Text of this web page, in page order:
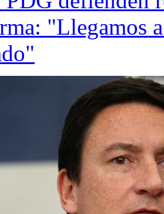
"Llegamos